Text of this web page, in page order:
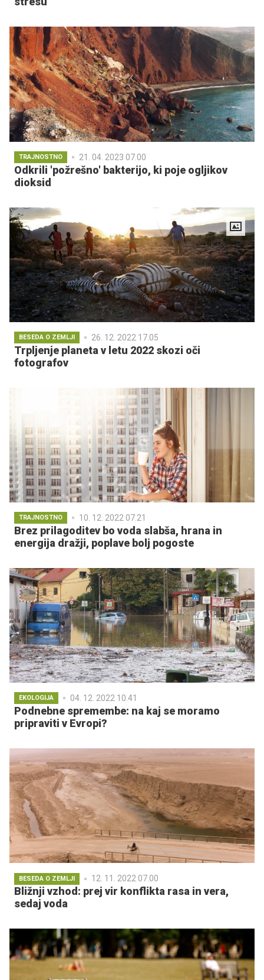
TRAJNOSTNO 21. 04. 2023 07.00
Odkrili 'požrešno' bakterijo, ki poje ogljikov
dioksid
BESEDA O ZEMLJI 26. 12. 2022 17.05
Trpljenje planeta v letu 2022 skozi oči
fotografov
TRAJNOSTNO 10. 12. 2022 07.21
Brez prilagoditev bo voda slabša, hrana in
energija dražji, poplave bolj pogoste
EKOLOGIJA 04. 12. 2022 10.41
Podnebne spremembe: na kaj se moramo
pripraviti v Evropi?
BESEDA O ZEMLJI 12. 11. 2022 07.00
Bližnji vzhod: prej vir konflikta rasa in vera,
sedaj voda